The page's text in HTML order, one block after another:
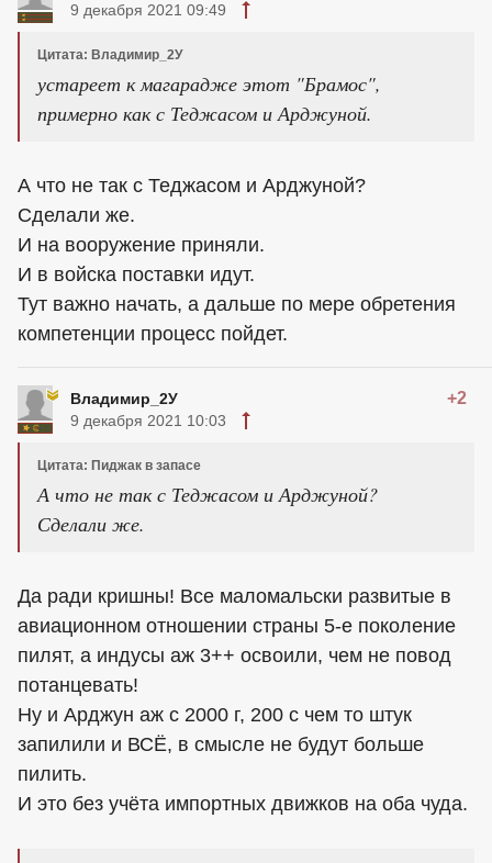
9 декабря 2021 09:49
Цитата: Владимир_2У
устареет к магарадже этот "Брамос",
примерно как с Теджасом и Арджуной.
А что не так с Теджасом и Арджуной?
Сделали же.
И на вооружение приняли.
И в войска поставки идут.
Тут важно начать, а дальше по мере обретения
компетенции процесс пойдет.
Владимир_2У +2
9 декабря 2021 10:03
Цитата: Пиджак в запасе
А что не так с Теджасом и Арджуной?
Сделали же.
Да ради кришны! Все маломальски развитые в
авиационном отношении страны 5-е поколение
пилят, а индусы аж 3++ освоили, чем не повод
потанцевать!
Ну и Арджун аж с 2000 г, 200 с чем то штук
запилили и ВСЁ, в смысле не будут больше
пилить.
И это без учёта импортных движков на оба чуда.